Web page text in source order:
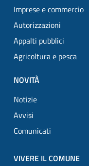
Imprese e commercio
Autorizzazioni
Appalti pubblici
Agricoltura e pesca
NOVITÀ
Notizie
Avvisi
Comunicati
VIVERE IL COMUNE